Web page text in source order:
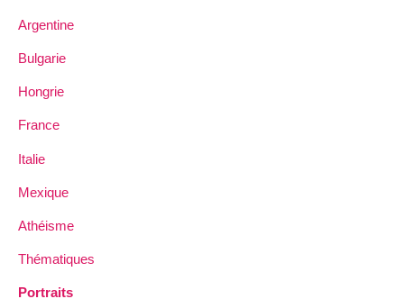
Argentine
Bulgarie
Hongrie
France
Italie
Mexique
Athéisme
Thématiques
Portraits